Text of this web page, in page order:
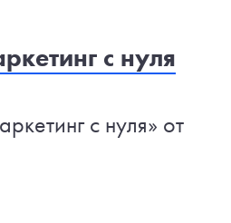
с нуля
с нуля» от